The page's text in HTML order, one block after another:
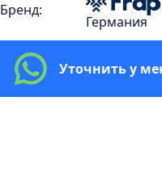
Бренд:
Германия
Уточнить у